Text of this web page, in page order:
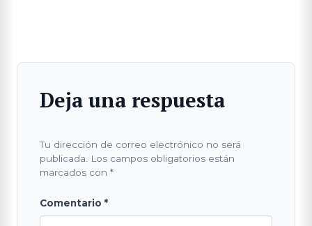
Deja una respuesta
Tu dirección de correo electrónico no será
publicada. Los campos obligatorios están
marcados con *
Comentario *